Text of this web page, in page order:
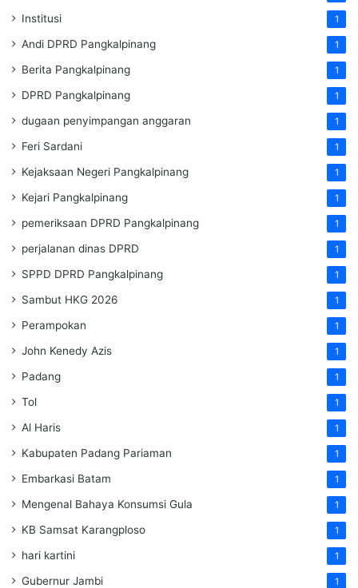
Institusi 1
Andi DPRD Pangkalpinang 1
Berita Pangkalpinang 1
DPRD Pangkalpinang 1
dugaan penyimpangan anggaran 1
Feri Sardani 1
Kejaksaan Negeri Pangkalpinang 1
Kejari Pangkalpinang 1
pemeriksaan DPRD Pangkalpinang 1
perjalanan dinas DPRD 1
SPPD DPRD Pangkalpinang 1
Sambut HKG 2026 1
Perampokan 1
John Kenedy Azis 1
Padang 1
Tol 1
Al Haris 1
Kabupaten Padang Pariaman 1
Embarkasi Batam 1
Mengenal Bahaya Konsumsi Gula 1
KB Samsat Karangploso 1
hari kartini 1
Gubernur Jambi 1